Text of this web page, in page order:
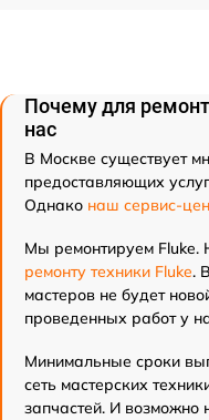
Почему для
нас
В Москве существует
предоставляющих
Однако наш сервис-
Мы ремонтируем Fluke.
ремонту техники Fluke.
мастеров не будет
проведенных работ у
Минимальные сроки
сеть мастерских
запчастей. И